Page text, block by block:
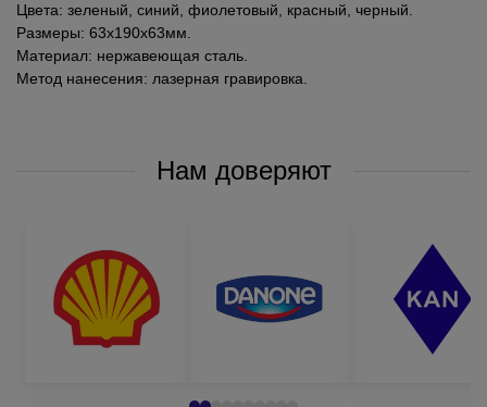
Цвета: зеленый, синий, фиолетовый, красный, черный.
Размеры: 63х190х63мм.
Материал: нержавеющая сталь.
Метод нанесения: лазерная гравировка.
Нам доверяют